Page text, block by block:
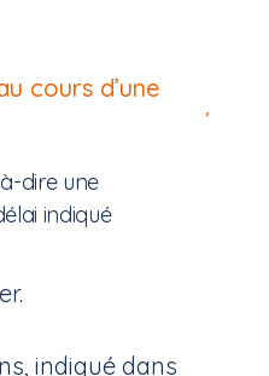
cours d’une
,
dire une
indiqué
indiqué dans